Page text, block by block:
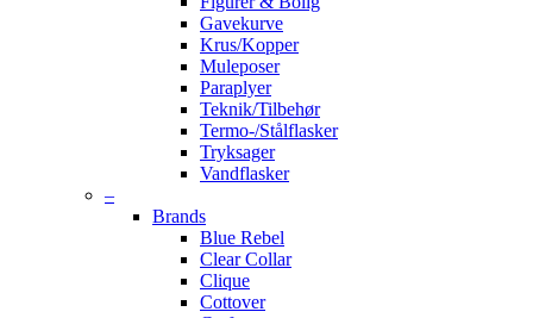
Gavekurve
Krus/Kopper
Muleposer
Paraplyer
Teknik/Tilbehør
Termo-/Stålflasker
Tryksager
Vandflasker
–
Brands
Blue Rebel
Clear Collar
Clique
Cottover